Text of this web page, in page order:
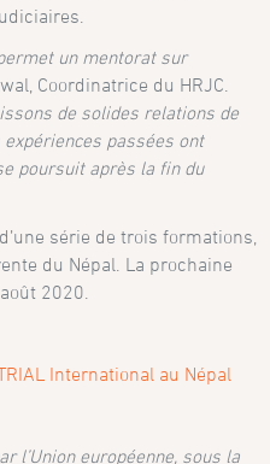
un mentorat sur
Coordinatrice du HRJC.
de solides relations de
passées ont
poursuit après la fin du
série de trois formations,
du Népal. La prochaine
2020.
International au Népal
l’Union européenne, sous la